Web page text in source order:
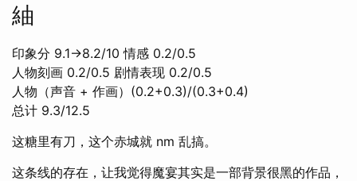
紬
印象分 9.1→8.2/10 情感 0.2/0.5
人物刻画 0.2/0.5 剧情表现 0.2/0.5
人物（声音 + 作画）(0.2+0.3)/(0.3+0.4)
总计 9.3/12.5
这糖里有刀，这个赤城就 nm 乱搞。
这条线的存在，让我觉得魔宴其实是一部背景很黑的作品，